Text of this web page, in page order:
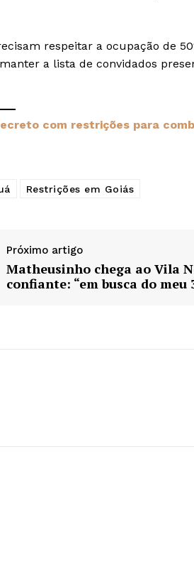
respeitar a ocupação de
a lista de convidados
com restrições para
Restrições em Goiás
Próximo artigo
Matheusinho chega ao Vila
confiante: “em busca do meu